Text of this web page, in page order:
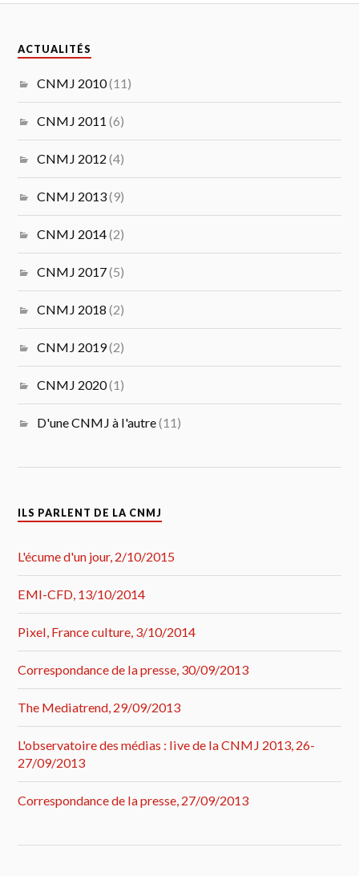
ACTUALITÉS
CNMJ 2010(11)
CNMJ 2011 (6)
CNMJ 2012 (4)
CNMJ 2013(9)
CNMJ 2014(2)
CNMJ 2017(5)
CNMJ 2018 (2)
CNMJ 2019(2)
CNMJ 2020(1)
D'une CNMJ à l'autre(11)
ILS PARLENT DE LA CNMJ
L'écume d'un jour, 2/10/2015
EMI-CFD, 13/10/2014
Pixel, France culture, 3/10/2014
Correspondance de la presse, 30/09/2013
The Mediatrend, 29/09/2013
L'observatoire des médias : live de la CNMJ 2013, 26-
27/09/2013
Correspondance de la presse, 27/09/2013